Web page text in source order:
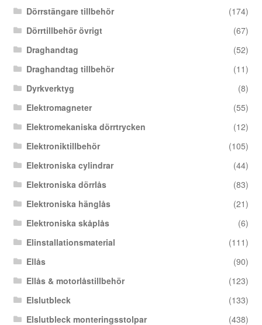
Dörrstängare tillbehör
(174)
Dörrtillbehör övrigt
(67)
Draghandtag
(52)
Draghandtag tillbehör
(11)
Dyrkverktyg
(8)
Elektromagneter
(55)
Elektromekaniska dörrtrycken
(12)
Elektroniktillbehör
(105)
Elektroniska cylindrar
(44)
Elektroniska dörrlås
(83)
Elektroniska hänglås
(21)
Elektroniska skåplås
(6)
Elinstallationsmaterial
(111)
Ellås
(90)
Ellås & motorlåstillbehör
(123)
Elslutbleck
(133)
Elslutbleck monteringsstolpar
(438)